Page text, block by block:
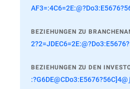
BEZIEHUNGEN ZU
BEZIEHUNGEN ZU DEN